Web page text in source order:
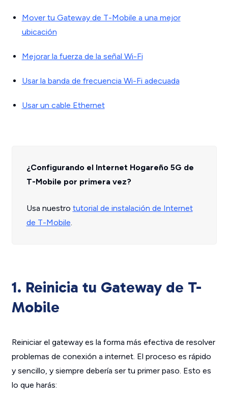
Mover tu Gateway de T-Mobile a una mejor
ubicación
Mejorar la fuerza de la señal Wi-Fi
Usar la banda de frecuencia Wi-Fi adecuada
Usar un cable Ethernet
¿Configurando el Internet Hogareño 5G de
T-Mobile por primera vez?
Usa nuestro tutorial de instalación de Internet
de T-Mobile.
1. Reinicia tu Gateway de T-
Mobile
Reiniciar el gateway es la forma más efectiva de resolver
problemas de conexión a internet. El proceso es rápido
y sencillo, y siempre debería ser tu primer paso. Esto es
lo que harás: